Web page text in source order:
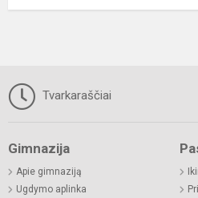
Tvarkaraščiai
Gimnazija
Apie gimnaziją
Ugdymo aplinka